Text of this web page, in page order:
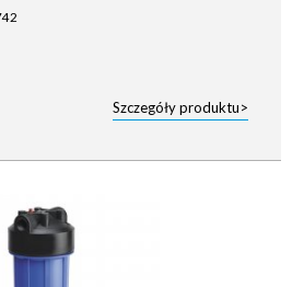
Szczegóły produktu>